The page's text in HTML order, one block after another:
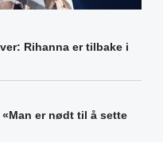
Rihanna er tilbake i
er nødt til å sette